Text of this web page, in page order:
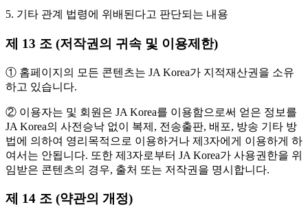
5. 기타 관계 법령에 위배된다고 판단되는 내용
제 13 조 (저작권의 귀속 및 이용제한)
① 홈페이지의 모든 콘텐츠는 JA Korea가 지적재산권을 소유
하고 있습니다.
② 이용자는 및 회원은 JA Korea를 이용함으로써 얻은 정보를
JA Korea의 사전승낙 없이 복제, 전송출판, 배포, 방송 기타 방
법에 의하여 영리목적으로 이용하거나 제3자에게 이용하게 하
여서는 안됩니다. 또한 제3자로부터 JA Korea가 사용권한을 위
임받은 콘텐츠의 경우, 출처 또는 저작권을 명시합니다.
제 14 조 (약관의 개정)